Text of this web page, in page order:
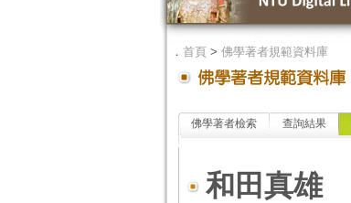
． 首頁> 佛學著者規範資料庫
佛學著者檢索 查詢結果
和田真雄